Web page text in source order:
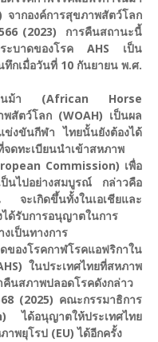
ากองค์การสุขภาพสัตว์โลก
(2023) การคืนสถานะนี้
ระบาดของโรค AHS เป็น
กเมื่อวันที่ 10 กันยายน พ.ศ.
าในม้า (African Horse
สัตว์โลก (WOAH) เป็นผล
ข่งขันกีฬา ไทยนั้นยังต้องได้
จดทะเบียนนำเข้าสหภาพ
Commission) เพื่อ
นไปอย่างสมบูรณ์ กล่าวคือ
จะเกิดขึ้นทั้งในเอเชียและ
ได้รับการอนุญาตในการ
เป็นทางการ
ของโรคกาฬโรคแอฟริกาใน
ในประเทศไทยที่สหภาพ
คืนสภาพปลอดโรคดังกล่าว
(2025) คณะกรรมาธิการ
ด้อนุญาตให้ประเทศไทย
าพยุโรป (EU) ได้อีกครั้ง